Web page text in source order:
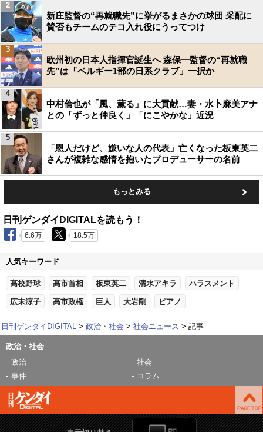
新庄監督の“再就職先”に挙がるまさかの球団 采配に
賛否もチームのテコ入れ役にうってつけ
2
欧州初の日本人指揮官誕生へ 森保一監督の“再就職
先”は「ベルギー1部の日系クラブ」一択か
3
中村倫也が「風、薫る」に大貢献…妻・水卜麻美アナ
との「ずっと仲良く」「にこやかな」近況
4
「恩人だけど、嫌いな人の代表」亡くなった板東英二
さんが複雑な感情を抱いたプロデューサーの名前
5
もっとみる
日刊ゲンダイDIGITALを読もう！
6.6万 18.5万
人気キーワード
高校野球 高市首相 板東英二 清水アキラ ハラスメント
広末涼子 高市政権 巨人 大岩剛 ピアノ
日刊ゲンダイDIGITAL 政治・社会 社会ニュース 記事
政治・社会
政治
社会
事件
コラム